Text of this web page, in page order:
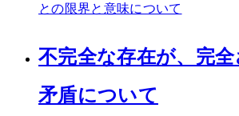
との限界と意味について
不完全な存在が、完
矛盾について